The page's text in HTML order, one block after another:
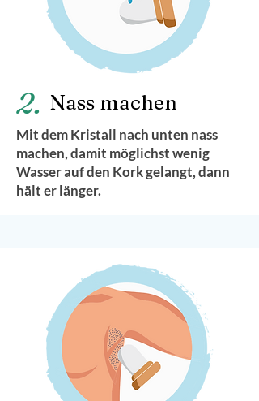
2. Nass machen
Mit dem Kristall nach unten nass
machen, damit möglichst wenig
Wasser auf den Kork gelangt, dann
hält er länger.